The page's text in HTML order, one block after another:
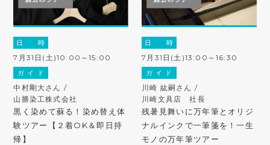
日 時
7月31日(土)10:00～15:00
ガ イ ド
中村剛大さん /
山勝染工株式会社
黒く染めて蘇る！染め替え体
験ツアー【２着OK＆即日持
帰】
日 時
7月31日(土)13:00～16:30
ガ イ ド
川崎 紘嗣さん /
川崎文具店 社長
残暑見舞いに万年筆とオリジ
ナルインクで一筆箋を！一生
モノの万年筆ツアー